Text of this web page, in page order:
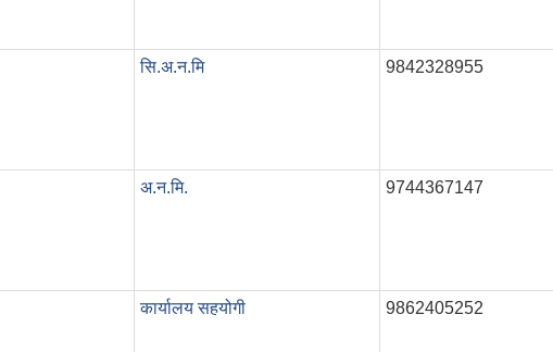
सि.अ.न.मि 9842328955
अ.न.मि. 9744367147
कार्यालय सहयोगी 9862405252